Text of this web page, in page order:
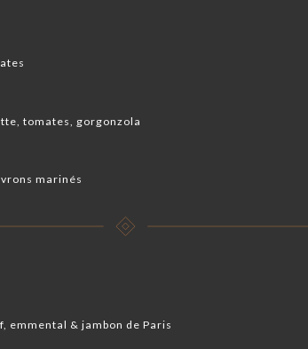
tomates, gorgonzola
marinés
emmental & jambon de Paris